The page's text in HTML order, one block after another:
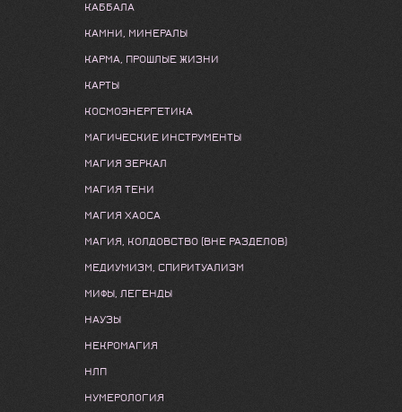
КАББАЛА
КАМНИ, МИНЕРАЛЫ
КАРМА, ПРОШЛЫЕ ЖИЗНИ
КАРТЫ
КОСМОЭНЕРГЕТИКА
МАГИЧЕСКИЕ ИНСТРУМЕНТЫ
МАГИЯ ЗЕРКАЛ
МАГИЯ ТЕНИ
МАГИЯ ХАОСА
МАГИЯ, КОЛДОВСТВО (ВНЕ РАЗДЕЛОВ)
МЕДИУМИЗМ, СПИРИТУАЛИЗМ
МИФЫ, ЛЕГЕНДЫ
НАУЗЫ
НЕКРОМАГИЯ
НЛП
НУМЕРОЛОГИЯ